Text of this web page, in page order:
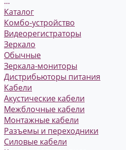
Каталог
Комбо-устройство
Видеорегистраторы
Зеркало
Обычные
Зеркала-мониторы
Дистрибьюторы питания
Кабели
Акустические кабели
Межблочные кабели
Монтажные кабели
Разъемы и переходники
Силовые кабели